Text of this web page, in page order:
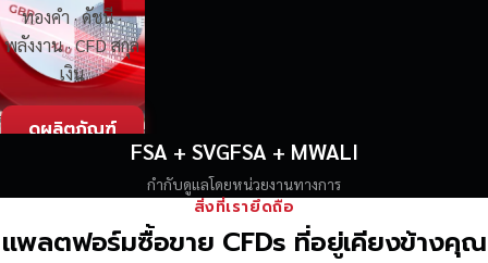
ทองคำ · ดัชนี ·
พลังงาน · CFD สกุล
เงิน
ดูผลิตภัณฑ์
FSA + SVGFSA + MWALI
กำกับดูแลโดยหน่วยงานทางการ
สิ่งที่เรายึดถือ
แพลตฟอร์มซื้อขาย CFDs ที่อยู่เคียงข้างคุณ